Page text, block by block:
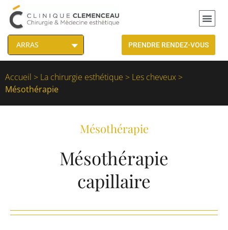
PRENDRE RENDEZ-VOUS
Accueil > La chirurgie esthétique > Les cheveux >
Mésothérapie
Mésothérapie
Mésothérapie
capillaire